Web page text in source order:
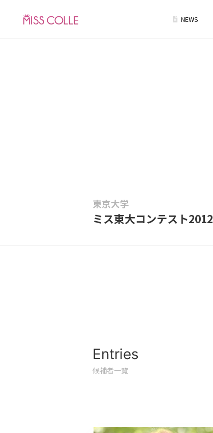
NEWS
東京大学
ミス東大コンテスト2012
Entries
候補者一覧